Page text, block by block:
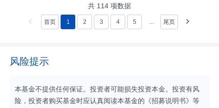
共 114 项数据
首页 1 2 3 4 5 ... 尾页
风险提示
本基金不提供任何保证。投资者可能损失投资本金。投资有风
险，投资者购买基金时应认真阅读本基金的《招募说明书》等